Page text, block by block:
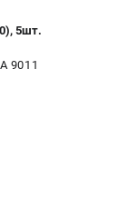
5шт.
9011